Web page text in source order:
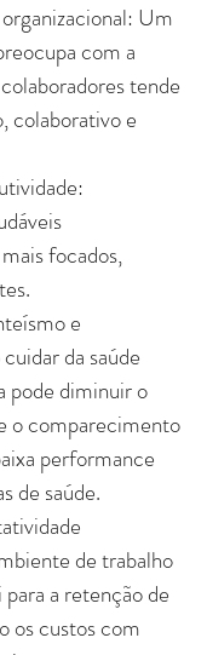
Um
com a
tende
colaborativo e
focados,
e
da saúde
pode diminuir o
o comparecimento
performance
de saúde.
de trabalho
a retenção de
os custos com